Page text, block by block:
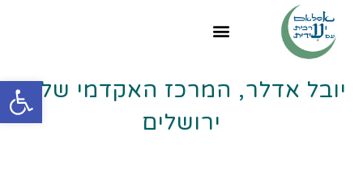
יובל אדלר, המרכז האקדמי שלם,
ירושלים